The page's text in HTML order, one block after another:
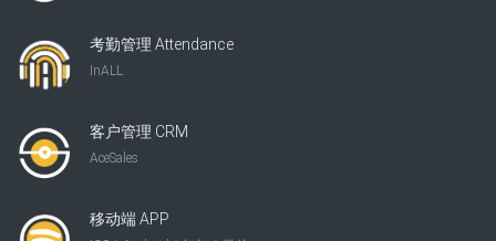
考勤管理 Attendance
InALL
客户管理 CRM
AceSales
移动端 APP